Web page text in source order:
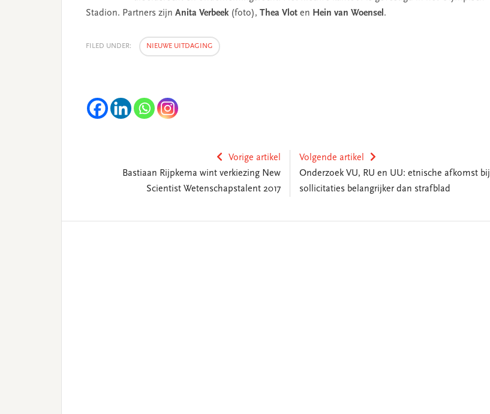
Stadion. Partners zijn Anita Verbeek(foto), Thea Vlot en Hein van Woensel .
FILED UNDER: NIEUWE UITDAGING
Vorige artikel
Bastiaan Rijpkema wint verkiezing New
Scientist Wetenschapstalent 2017
Volgende artikel
Onderzoek VU, RU en UU: etnische afkomst bij
sollicitaties belangrijker dan strafblad